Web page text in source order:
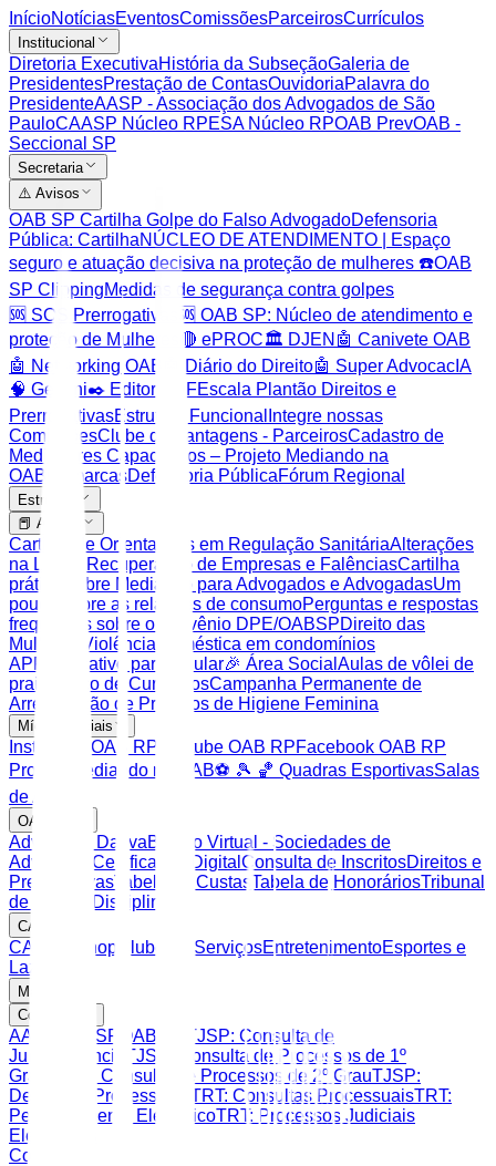
InícioNotíciasEventosComissõesParceirosCurrículos
Institucional
Diretoria ExecutivaHistória da SubseçãoGaleria de
PresidentesPrestação de ContasOuvidoriaPalavra do
PresidenteAASP - Associação dos Advogados de São
PauloCAASP Núcleo RPESA Núcleo RPOAB PrevOAB -
Seccional SP
Secretaria
⚠️ Avisos
OAB SP Cartilha Golpe do Falso AdvogadoDefensoria
Pública: CartilhaNÚCLEO DE ATENDIMENTO | Espaço
seguro e atuação decisiva na proteção de mulheres ☎️OAB
SP ClippingMedidas de segurança contra golpes
🆘 SOS Prerrogativas
🆘 OAB SP: Núcleo de atendimento e
proteção de Mulheres
🔴 ePROC🏛️ DJEN 🤖 Canivete OAB
🤖 Networking OAB
🤖 Diário do Direito🤖 Super AdvocacIA
🧠 Gemini✒️ Editor PDFEscala Plantão Direitos e
PrerrogativasEstrutura Funcional Integre nossas
ComissõesClube de Vantagens - ParceirosCadastro de
Mediadores Capacitados – Projeto Mediando na
OAB
ComarcasDefensoria PúblicaFórum Regional
Estrutura
📕 Artigos
Cartilha de Orientações em Regulação SanitáriaAlterações
na Lei de Recuperação de Empresas e FalênciasCartilha
prática sobre Mediação para Advogados e AdvogadasUm
pouco sobre as relações de consumoPerguntas e respostas
frequentes sobre o convênio DPE/OABSPDireito das
Mulheres
Violência doméstica em condomínios
APP Aplicativo para celular🎉 Área Social Aulas de vôlei de
praia
Banco de CurrículosCampanha Permanente de
Arrecadação de Produtos de Higiene Feminina
Mídias Sociais
Instagram OAB RP Youtube OAB RPFacebook OAB RP
Projeto Mediando na OAB⚽️ 🎾 🏀 Quadras EsportivasSalas
de Apoio
OAB SP
Advocacia DativaBalcão Virtual - Sociedades de
Advocacia Certificação Digital Consulta de InscritosDireitos e
PrerrogativasTabela de Custas Tabela de HonoráriosTribunal
de Ética e Disciplina
CAASP
CAASP Shop Clube de ServiçosEntretenimentoEsportes e
Lazer
Mais
Consultas
AASP CAASP OAB SP
TJSP: Consulta de
Jurisprudência
TJSP: Consulta de Processos de 1º
Grau
TJSP: Consulta de Processos de 2º GrauTJSP:
Despesas Processuais
TRT: Consultas ProcessuaisTRT:
Peticionamento EletrônicoTRT: Processos Judiciais
Eletrônicos
Contato